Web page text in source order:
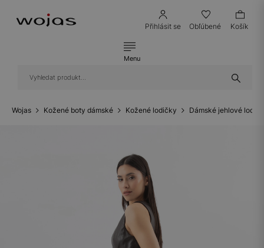
Přihlásit se Obľúbené Košík
Menu
Wojas Kožené boty dámské Kožené lodičky Dámské jehlové